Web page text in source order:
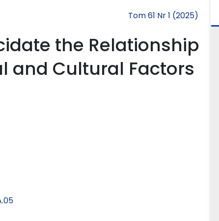
Tom 61 Nr 1 (2025)
the Relationship
and Cultural Factors